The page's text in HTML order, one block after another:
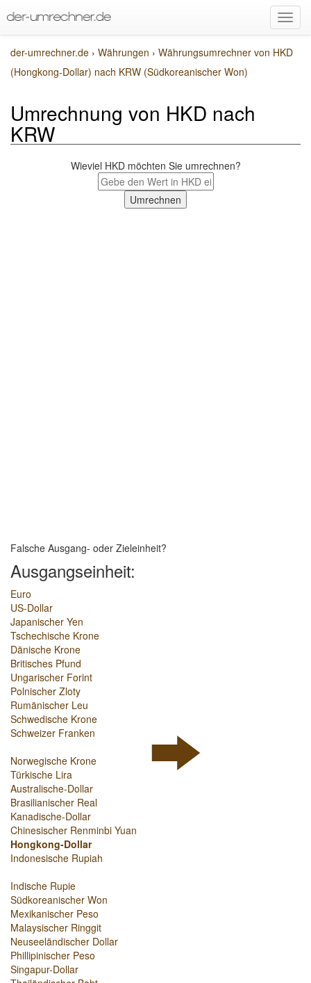
der-umrechner.de › Währungen › Währungsumrechner von HKD
(Hongkong-Dollar) nach KRW (Südkoreanischer Won)
Umrechnung von HKD nach
KRW
Wieviel HKD möchten Sie umrechnen?
Falsche Ausgang- oder Zieleinheit?
Ausgangseinheit:
Euro
US-Dollar
Japanischer Yen
Tschechische Krone
Dänische Krone
Britisches Pfund
Ungarischer Forint
Polnischer Zloty
Rumänischer Leu
Schwedische Krone
Schweizer Franken
Norwegische Krone
Türkische Lira
Australische-Dollar
Brasilianischer Real
Kanadische-Dollar
Chinesischer Renminbi Yuan
Hongkong-Dollar
Indonesische Rupiah
Indische Rupie
Südkoreanischer Won
Mexikanischer Peso
Malaysischer Ringgit
Neuseeländischer Dollar
Phillipinischer Peso
Singapur-Dollar